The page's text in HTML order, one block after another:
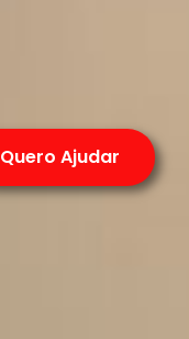
Quero Ajudar